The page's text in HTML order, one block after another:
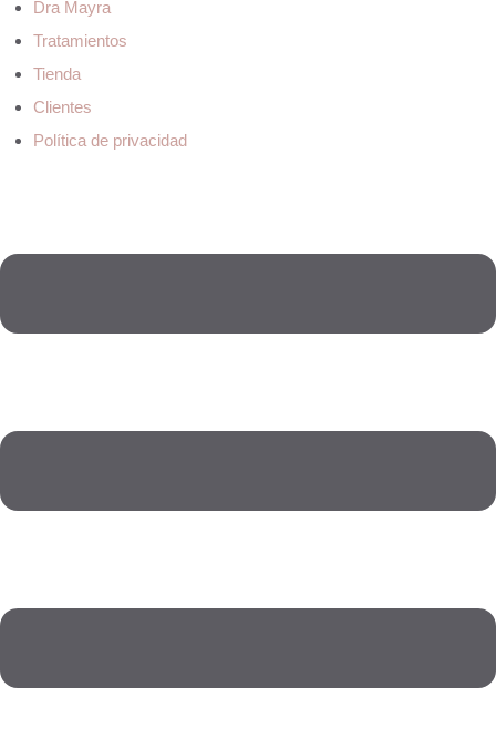
Dra Mayra
Tratamientos
Tienda
Clientes
Política de privacidad